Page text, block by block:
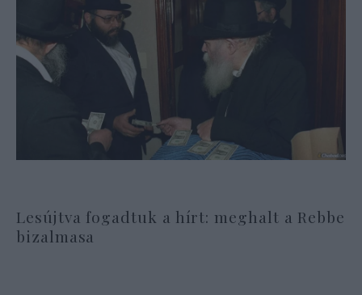
Lesújtva fogadtuk a hírt: meghalt a Rebbe
bizalmasa